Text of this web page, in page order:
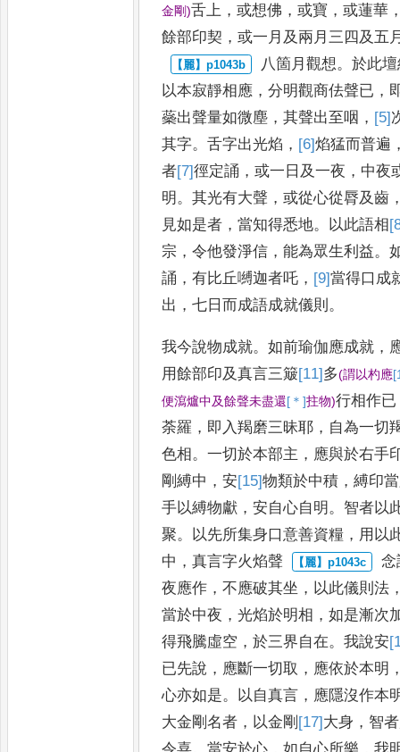
金剛)舌上 ，或想佛 ，或寶 ，或蓮華
餘部印契 ，或一月及兩月三四及五
八箇月觀想。於此
以本寂靜相應 ，分明觀商佉聲已 ，
蘂出聲量如微塵 ，其聲出至咽 ， [5]
其字。舌字出光焰 ， [6]焰猛而普遍
者[7]徑定誦 ，或一日及一夜 ， 中夜
明。其光有大聲 ，或從心從脣及齒
見如是者 ，當知得悉地。 以此語相
宗 ，令他發淨信 ，能為眾生利益。
誦 ，有比丘嚩迦者吒 ， [9]當得口成
出 ，七日而成語成就儀則 。
我今說物成就。如前瑜伽應成就 ，
用餘部印及真言三簸[11]多(謂以杓應
便瀉爐中及餘聲未盡還[＊]拄物)行相作已
荼羅 ， 即 入羯磨三昧耶 ， 自為一切
色相。一切於本部主 ， 應與於右手
剛縛中 ，安[15]物類於中積 ，縛印
手以縛物獻 ，安自心自明。 智者以
聚。 以先所集身口意善資糧 ， 用以
中 ，真言字火焰聲
念
夜應作 ，不應破其坐 ， 以此儀則法
當於中夜 ，光焰於明相 ，如是漸次
得飛騰虛空 ，於三界自在。我說安
已先說 ， 應斷一切取 ， 應依於本明
心亦如是。 以自真言 ， 應隱沒作本
大金剛名者 ， 以金剛 [17]大身 ， 智